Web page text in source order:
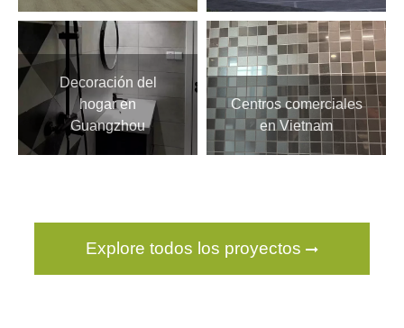
Decoración del
hogar en
Guangzhou
Centros comerciales
en Vietnam
Explore todos los proyectos